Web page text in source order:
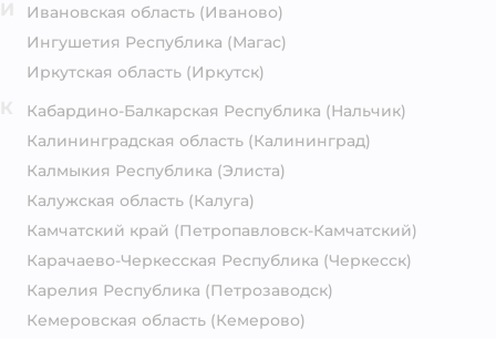
Ивановская область (Иваново)
Ингушетия Республика (Магас)
Иркутская область (Иркутск)
Кабардино-Балкарская Республика (Нальчик)
Калининградская область (Калининград)
Калмыкия Республика (Элиста)
Калужская область (Калуга)
Камчатский край (Петропавловск-Камчатский)
Карачаево-Черкесская Республика (Черкесск)
Карелия Республика (Петрозаводск)
Кемеровская область (Кемерово)